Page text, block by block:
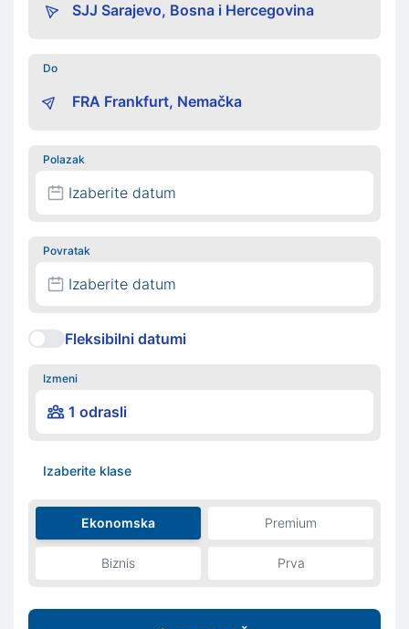
Do
Polazak
Izaberite datum
Povratak
Izaberite datum
Fleksibilni datumi
Izmeni
1 odrasli
Izaberite klase
Ekonomska Premium
Biznis Prva